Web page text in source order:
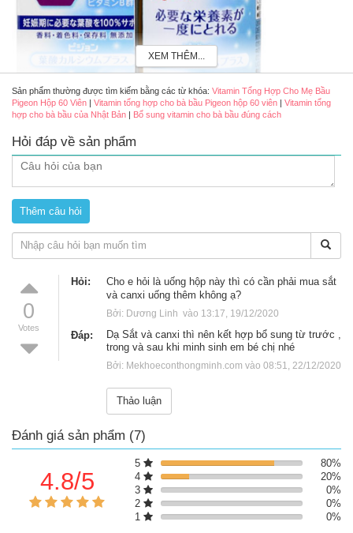
Vitamin tổng hợp cho bà bầu Pigeon hộp 60 viên của Nhật Bản
Review Vitamin tổng hợp cho bà bầu Pigeon hộp 60
- Vitamin tổng hợp cho bà bầu Pigeon
và khoáng chất thiết yếu cho mẹ
- Vitamin Pigeon hỗ trợ bổ sung axit folic cho thai nhi phát triển
tốt
- Pigeon hỗ trợ thúc đẩy quá trình phục hồi sức khỏe cho mẹ
sau sinh
XEM THÊM...
Sản phẩm thường được tìm kiếm bằng các từ khóa: Vitamin Tổng Hợp Cho Mẹ Bầu
Pigeon Hộp 60 Viên | Vitamin tổng hợp cho bà bầu Pigeon hộp 60 viên | Vitamin tổng
hợp cho bà bầu của Nhật Bản | Bổ sung vitamin cho bà bầu đúng cách
Hỏi đáp về sản phẩm
0
Votes
Hỏi:
cho e hỏi là uống hộp này thì có cần phải mua sắt
và canxi uống thêm không ạ?
Bởi: Dương Linh  vào 13:17, 19/12/2020
Đáp:
Dạ Sắt và canxi thì nên kết hợp bổ sung từ trước ,
trong và sau khi minh sinh em bé chị nhé
Thảo luận
Đánh giá sản phẩm (7)
4.8/5
5
80%
4
20%
3
0%
2
0%
1
0%